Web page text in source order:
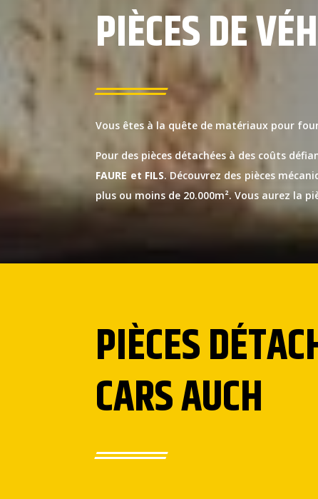
PIÈCES DE
Vous êtes à la quête de matériaux pour
Pour des pièces détachées à des coûts
FAURE et FILS. Découvrez des pièces
plus ou moins de 20.000m². Vous aurez la
PIÈCES
CARS AUCH